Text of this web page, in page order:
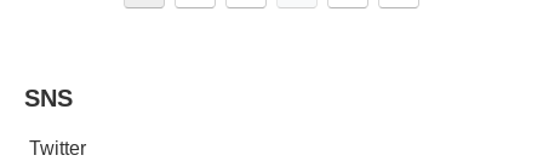
SNS
Twitter